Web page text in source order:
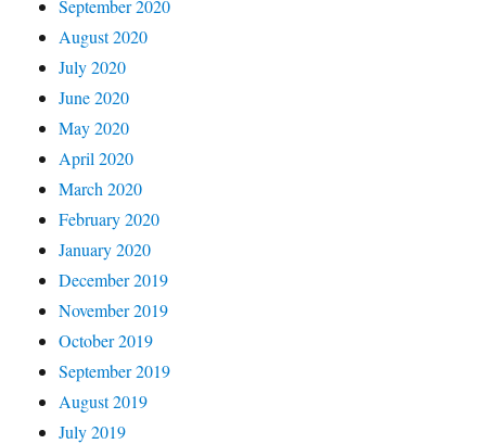
September 2020
August 2020
July 2020
June 2020
May 2020
April 2020
March 2020
February 2020
January 2020
December 2019
November 2019
October 2019
September 2019
August 2019
July 2019